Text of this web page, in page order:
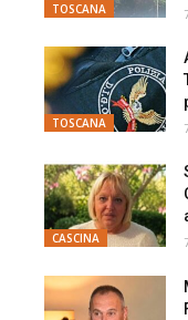
TOSCANA
TOSCANA
CASCINA